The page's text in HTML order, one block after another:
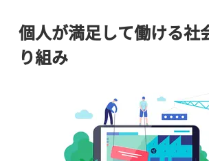
個人が満足して働ける社
り組み